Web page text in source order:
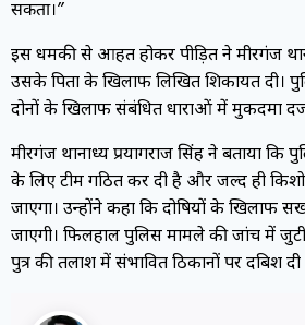
सकता।”
इस धमकी से आहत होकर पीड़ित ने मीरगंज
उसके पिता के खिलाफ लिखित शिकायत दी।
दोनों के खिलाफ संबंधित धाराओं में मुकदमा
मीरगंज थानाध्यक्ष प्रयागराज सिंह ने बताया कि
के लिए टीम गठित कर दी है और जल्द ही
जाएगा। उन्होंने कहा कि दोषियों के खिलाफ
जाएगी। फिलहाल पुलिस मामले की जांच में
पुत्र की तलाश में संभावित ठिकानों पर दबिश दी